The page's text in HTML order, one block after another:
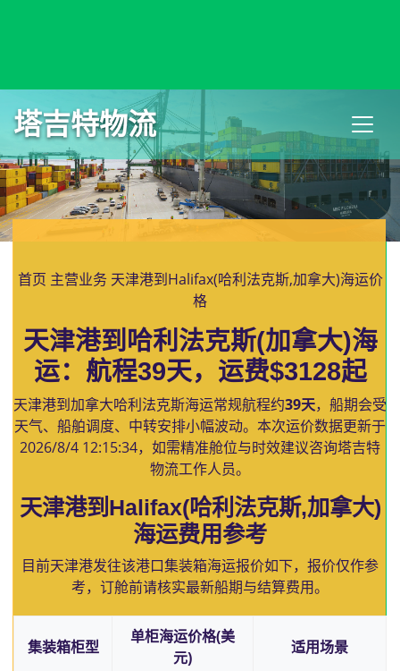
塔吉特物流
首页 主营业务 天津港到Halifax(哈利法克斯,加拿大)海运价
格
天津港到哈利法克斯(加拿大)海
运：航程39天，运费$3128起
天津港到加拿大哈利法克斯海运常规航程约39天，船期会受
天气、船舶调度、中转安排小幅波动。本次运价数据更新于
2026/8/4 12:15:34，如需精准舱位与时效建议咨询塔吉特
物流工作人员。
天津港到Halifax(哈利法克斯,加拿大)
海运费用参考
目前天津港发往该港口集装箱海运报价如下，报价仅作参
考，订舱前请核实最新船期与结算费用。
集装箱柜型
单柜海运价格(美
元)
适用场景